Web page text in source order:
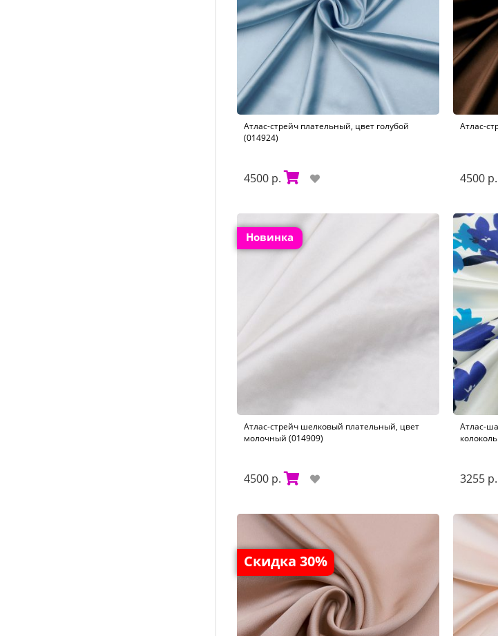
Атлас-стрейч плательный, цвет голубой
(014924)
4500 р.
Атлас-
4500 р.
Новинка
Атлас-стрейч шелковый плательный, цвет
молочный (014909)
4500 р.
Атлас-
3255 р.
Скидка 30%